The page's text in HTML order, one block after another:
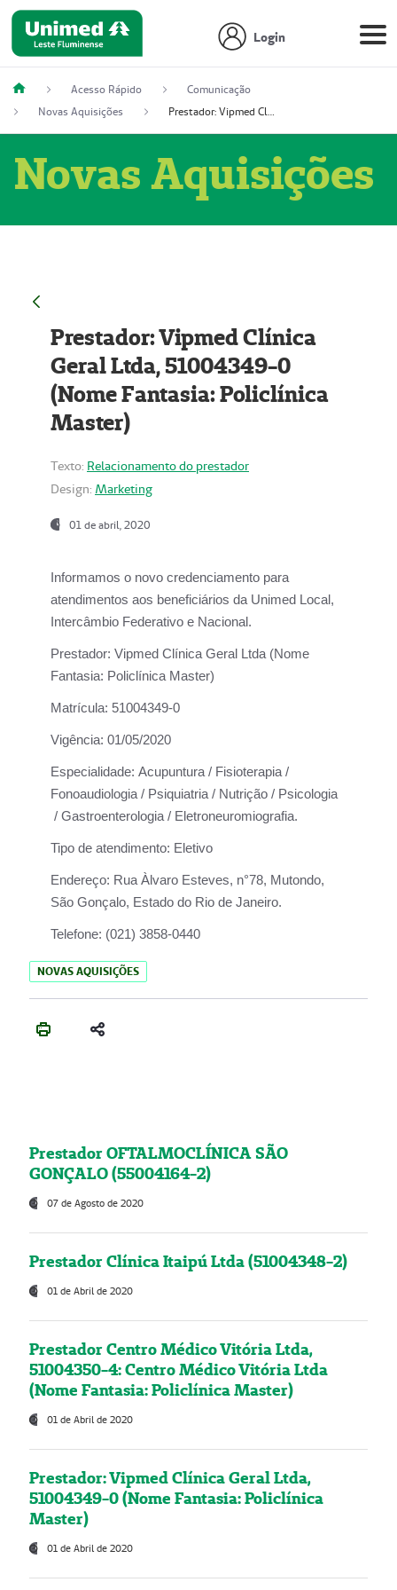
Login
Acesso Rápido
Comunicação
Novas Aquisições
Prestador: Vipmed Clínica Geral Ltda, 51004349-0 (Nome Fantasia: Policlínica Master)
Novas Aquisições
Prestador: Vipmed Clínica
Geral Ltda, 51004349-0
(Nome Fantasia: Policlínica
Master)
Texto: Relacionamento do prestador
Design: Marketing
01 de abril, 2020
Informamos o novo credenciamento para
atendimentos aos beneficiários da Unimed Local,
Intercâmbio Federativo e Nacional.
Prestador: Vipmed Clínica Geral Ltda (Nome
Fantasia: Policlínica Master)
Matrícula: 51004349-0
Vigência: 01/05/2020
Especialidade: Acupuntura / Fisioterapia /
Fonoaudiologia / Psiquiatria / Nutrição / Psicologia
/ Gastroenterologia / Eletroneuromiografia.
Tipo de atendimento: Eletivo
Endereço: Rua Àlvaro Esteves, n°78, Mutondo,
São Gonçalo, Estado do Rio de Janeiro.
Telefone: (021) 3858-0440
NOVAS AQUISIÇÕES
Prestador OFTALMOCLÍNICA SÃO
GONÇALO (55004164-2)
07 de Agosto de 2020
Prestador Clínica Itaipú Ltda (51004348-2)
01 de Abril de 2020
Prestador Centro Médico Vitória Ltda,
51004350-4: Centro Médico Vitória Ltda
(Nome Fantasia: Policlínica Master)
01 de Abril de 2020
Prestador: Vipmed Clínica Geral Ltda,
51004349-0 (Nome Fantasia: Policlínica
Master)
01 de Abril de 2020